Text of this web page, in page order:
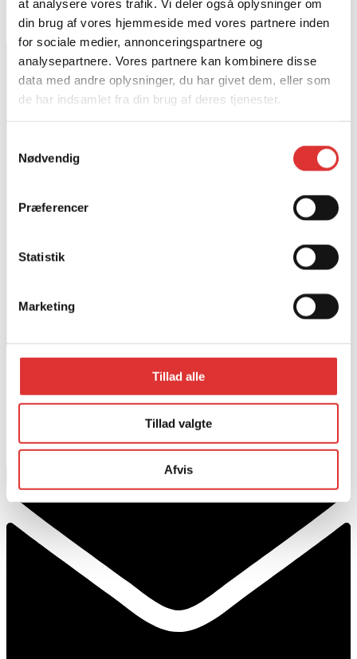
at analysere vores trafik. Vi deler også oplysninger om
din brug af vores hjemmeside med vores partnere inden
for sociale medier, annonceringspartnere og
analysepartnere. Vores partnere kan kombinere disse
data med andre oplysninger, du har givet dem, eller som
de har indsamlet fra din brug af deres tjenester.
Nødvendig
Præferencer
Statistik
Marketing
Tillad alle
Tillad valgte
Afvis